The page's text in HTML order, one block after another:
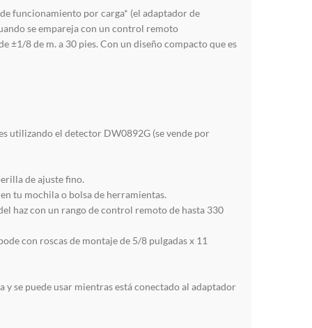
funcionamiento por carga* (el adaptador de
se empareja con un control remoto
±1/8 de m. a 30 pies. Con un diseño compacto que es
utilizando el detector DW0892G (se vende por
de ajuste fino.
tu mochila o bolsa de herramientas.
haz con un rango de control remoto de hasta 330
con roscas de montaje de 5/8 pulgadas x 11
se puede usar mientras está conectado al adaptador